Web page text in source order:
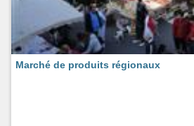
Marché de produits régionaux